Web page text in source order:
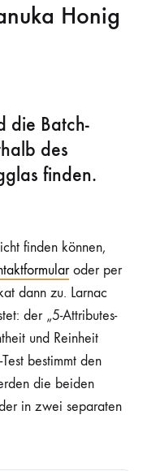
Honig
die Batch-
des
finden.
finden können,
oder per
dann zu. Larnac
der „5-Attributes-
und Reinheit
bestimmt den
die beiden
in zwei separaten